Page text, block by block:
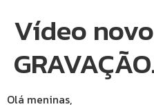
Vídeo
GRAVAÇÃO.
Olá meninas,